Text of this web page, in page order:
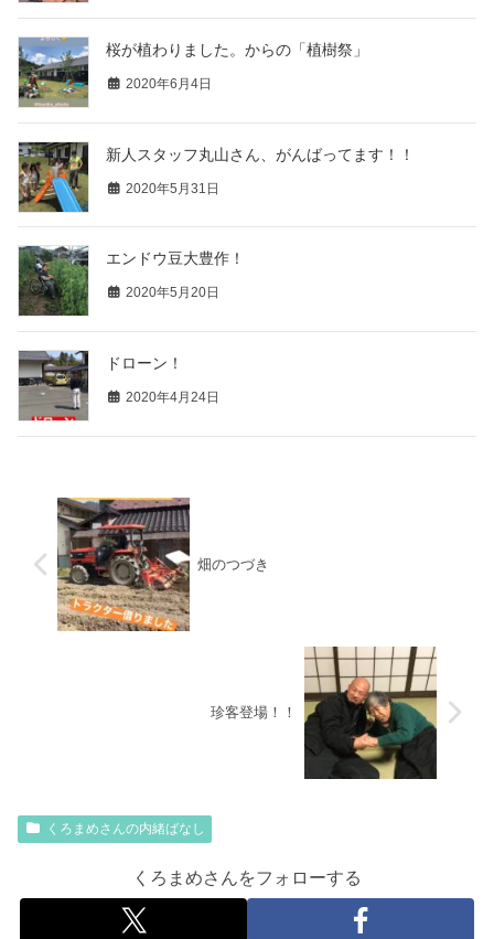
桜が植わりました。からの「植樹祭」
2020年6月4日
新人スタッフ丸山さん、がんばってます！！
2020年5月31日
エンドウ豆大豊作！
2020年5月20日
ドローン！
2020年4月24日
畑のつづき
珍客登場！！
くろまめさんの内緒ばなし
くろまめさんをフォローする